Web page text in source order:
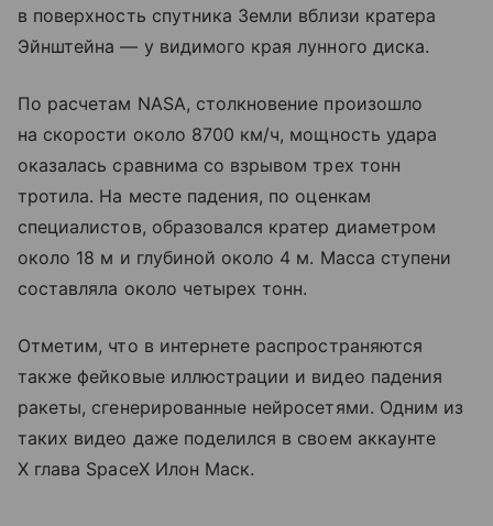
в поверхность спутника Земли вблизи кратера
Эйнштейна — у видимого края лунного диска.
По расчетам NASA, столкновение произошло
на скорости около 8700 км/ч, мощность удара
оказалась сравнима со взрывом трех тонн
тротила. На месте падения, по оценкам
специалистов, образовался кратер диаметром
около 18 м и глубиной около 4 м. Масса ступени
составляла около четырех тонн.
Отметим, что в интернете распространяются
также фейковые иллюстрации и видео падения
ракеты, сгенерированные нейросетями. Одним из
таких видео даже поделился в своем аккаунте
X глава SpaceX Илон Маск.